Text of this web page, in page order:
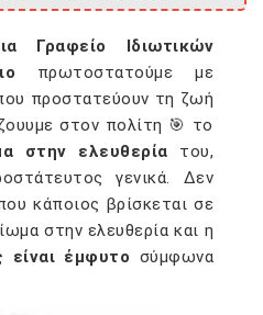
Γραφείο Ιδιωτικών
πρωτοστατούμε με
προστατεύουν τη ζωή
στον πολίτη 🎯 το
στην ελευθερία του,
γενικά. Δεν
κάποιος βρίσκεται σε
στην ελευθερία και η
είναι έμφυτο σύμφωνα